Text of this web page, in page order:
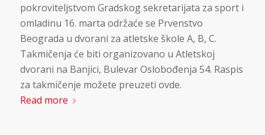
pokroviteljstvom Gradskog sekretarijata za sport i
omladinu 16. marta održaće se Prvenstvo
Beograda u dvorani za atletske škole A, B, C.
Takmičenja će biti organizovano u Atletskoj
dvorani na Banjici, Bulevar Oslobođenja 54. Raspis
za takmičenje možete preuzeti ovde.
Read more